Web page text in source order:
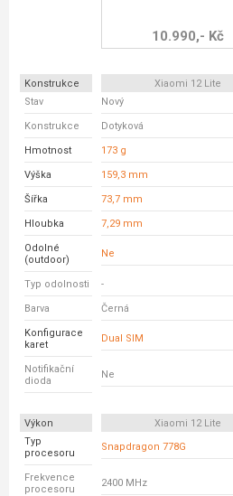
10.990,- Kč
Konstrukce Xiaomi 12 Lite
Stav
Nový
Konstrukce Dotyková
Hmotnost 173 g
Výška 159,3 mm
Šířka 73,7 mm
Hloubka 7,29 mm
Odolné
(outdoor)
Ne
Typ odolnosti -
Barva Černá
Konfigurace
karet
Dual SIM
Notifikační
dioda
Ne
Výkon Xiaomi 12 Lite
Typ
procesoru
Snapdragon 778G
Frekvence
procesoru
2400 MHz